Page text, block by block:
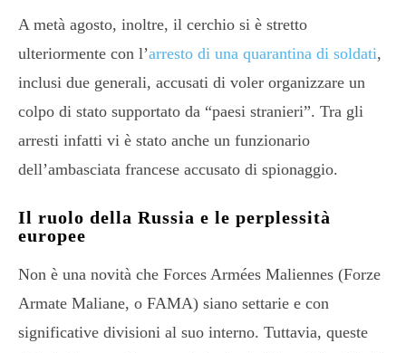
A metà agosto, inoltre, il cerchio si è stretto
ulteriormente con l’arresto di una quarantina di soldati,
inclusi due generali, accusati di voler organizzare un
colpo di stato supportato da “paesi stranieri”. Tra gli
arresti infatti vi è stato anche un funzionario
dell’ambasciata francese accusato di spionaggio.
Il ruolo della Russia e le perplessità
europee
Non è una novità che Forces Armées Maliennes (Forze
Armate Maliane, o FAMA) siano settarie e con
significative divisioni al suo interno. Tuttavia, queste